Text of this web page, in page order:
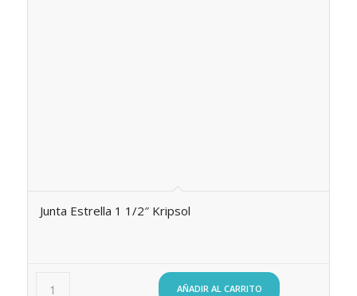
Junta Estrella 1 1/2″ Kripsol
AÑADIR AL CARRITO